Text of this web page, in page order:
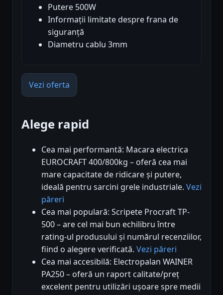
Putere 500W
Informații limitate despre frana de
siguranță
Diametru cablu 3mm
Vezi oferta
Alege rapid
Cea mai performantă: Macara electrica
EUROCRAFT 400/800kg – oferă cea mai
mare capacitate de ridicare și putere,
ideală pentru sarcini grele industriale. Vezi
păreri
Cea mai populară: Scripete Procraft TP-
500 – are cel mai bun echilibru între
rating-ul produsului și numărul recenziilor,
fiind o alegere verificată. Vezi păreri
Cea mai accesibilă: Electropalan WAINER
PA250 – oferă un raport calitate/preț
excelent pentru utilizări ușoare spre medii